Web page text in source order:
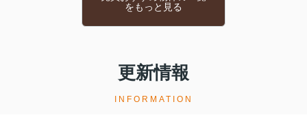
をもっと見る
更新情報
INFORMATION